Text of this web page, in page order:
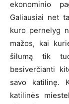
ekonominio
Galiausiai net
kuro pernelyg
mažos, kai
šilumą tik
besiverčianti
savo katilinę.
katilinės